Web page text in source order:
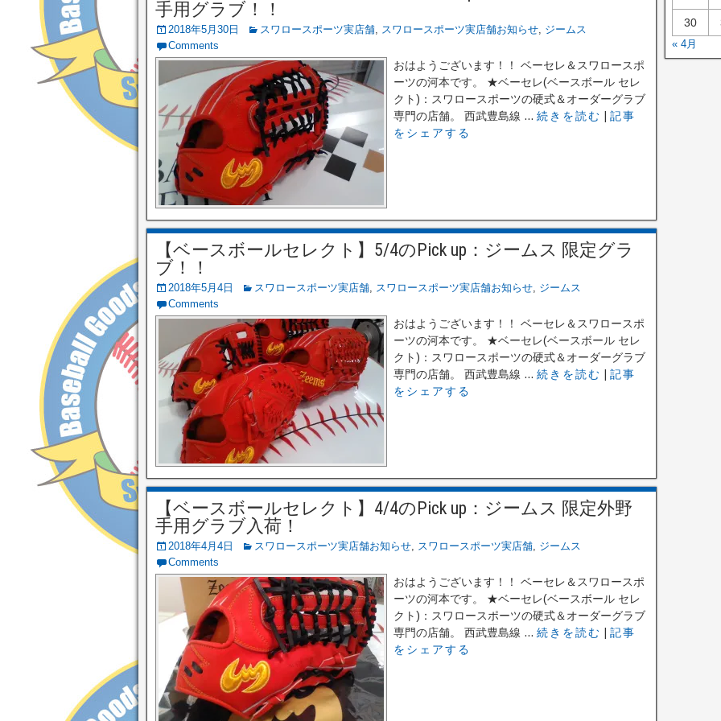
手用グラブ！！
2018年5月30日 スワロースポーツ実店舗, スワロースポーツ実店舗お知らせ, ジームス
Comments
おはようございます！！ ベーセレ＆スワロースポ
ーツの河本です。 ★ベーセレ(ベースボール セレ
クト)：スワロースポーツの硬式＆オーダーグラブ
専門の店舗。 西武豊島線 ... 続きを読む
記事
をシェアする
【ベースボールセレクト】5/4のPick up：ジームス 限定グラ
ブ！！
2018年5月4日 スワロースポーツ実店舗, スワロースポーツ実店舗お知らせ, ジームス
Comments
おはようございます！！ ベーセレ＆スワロースポ
ーツの河本です。 ★ベーセレ(ベースボール セレ
クト)：スワロースポーツの硬式＆オーダーグラブ
専門の店舗。 西武豊島線 ... 続きを読む
記事
をシェアする
【ベースボールセレクト】4/4のPick up：ジームス 限定外野
手用グラブ入荷！
2018年4月4日 スワロースポーツ実店舗お知らせ, スワロースポーツ実店舗, ジームス
Comments
おはようございます！！ ベーセレ＆スワロースポ
ーツの河本です。 ★ベーセレ(ベースボール セレ
クト)：スワロースポーツの硬式＆オーダーグラブ
専門の店舗。 西武豊島線 ... 続きを読む
記事
をシェアする
30
« 4月